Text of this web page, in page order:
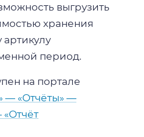
выгрузить
хранения
период.
на портале
— «Отчёты» —